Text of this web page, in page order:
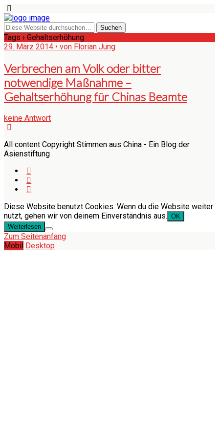
Tags › Gehaltserhöhung
29. März 2014 • von Florian Jung
Verbrechen am Volk oder bitter
notwendige Maßnahme –
Gehaltserhöhung für Chinas Beamte
keine Antwort
All content Copyright Stimmen aus China - Ein Blog der
Asienstiftung
Diese Website benutzt Cookies. Wenn du die Website weiter
nutzt, gehen wir von deinem Einverständnis aus. OK
Weiterlesen
Zum Seitenanfang
Mobil Desktop